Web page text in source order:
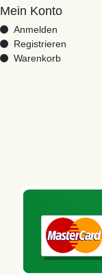
Mein Konto
Anmelden
Registrieren
Warenkorb